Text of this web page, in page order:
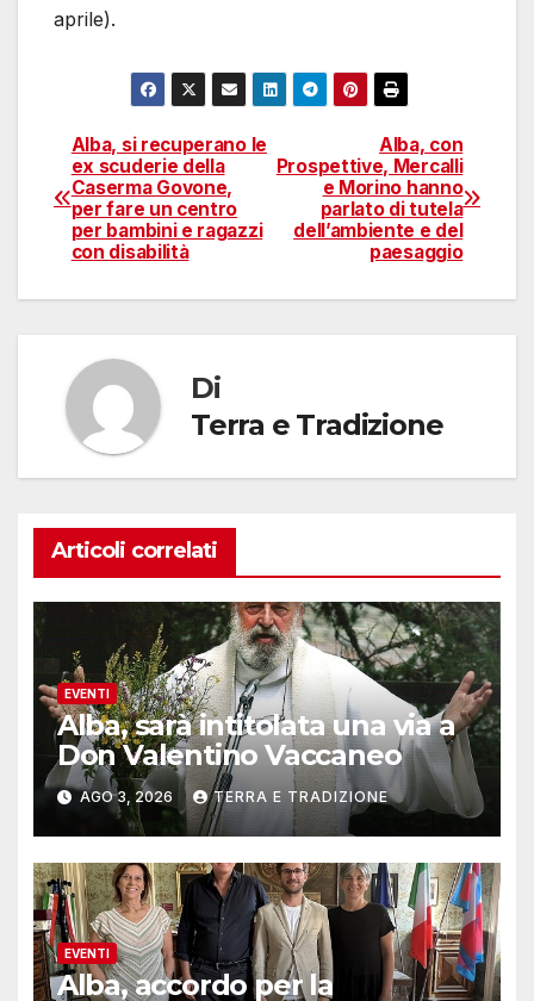
aprile).
Navigazione
articoli
Alba, con
Prospettive, Mercalli
e Morino hanno
parlato di tutela
dell’ambiente e del
paesaggio
Alba, si recuperano le
ex scuderie della
Caserma Govone,
per fare un centro
per bambini e ragazzi
con disabilità
Di
Terra e Tradizione
Articoli correlati
EVENTI
Alba, sarà intitolata una via a
Don Valentino Vaccaneo
AGO 3, 2026 TERRA E TRADIZIONE
EVENTI
Alba, accordo per la